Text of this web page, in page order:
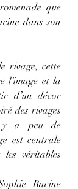
que
dans son
rivage, cette
l’image et la
d’un décor
des rivages
a peu de
est centrale
les véritables
Racine